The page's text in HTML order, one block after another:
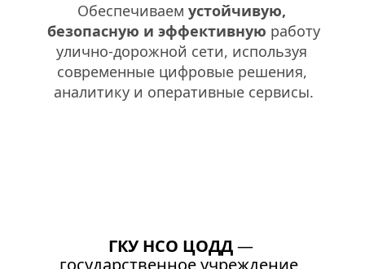
Обеспечиваем устойчивую,
безопасную и эффективную работу
улично-дорожной сети, используя
современные цифровые решения,
аналитику и оперативные сервисы.
ГКУ НСО ЦОДД —
государственное учреждение,